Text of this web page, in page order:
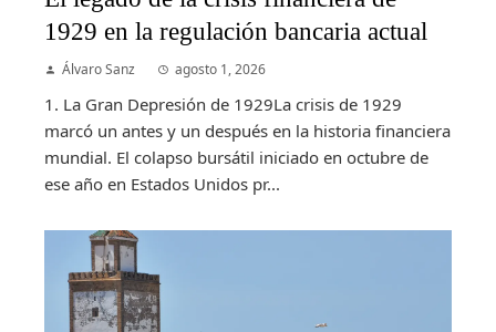
1929 en la regulación bancaria actual
Álvaro Sanz agosto 1, 2026
1. La Gran Depresión de 1929La crisis de 1929
marcó un antes y un después en la historia financiera
mundial. El colapso bursátil iniciado en octubre de
ese año en Estados Unidos pr...